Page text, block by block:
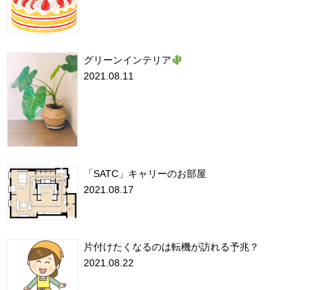
グリーンインテリア
2021.08.11
「SATC」キャリーのお部屋
2021.08.17
片付けたくなるのは転機が訪れる予兆？
2021.08.22